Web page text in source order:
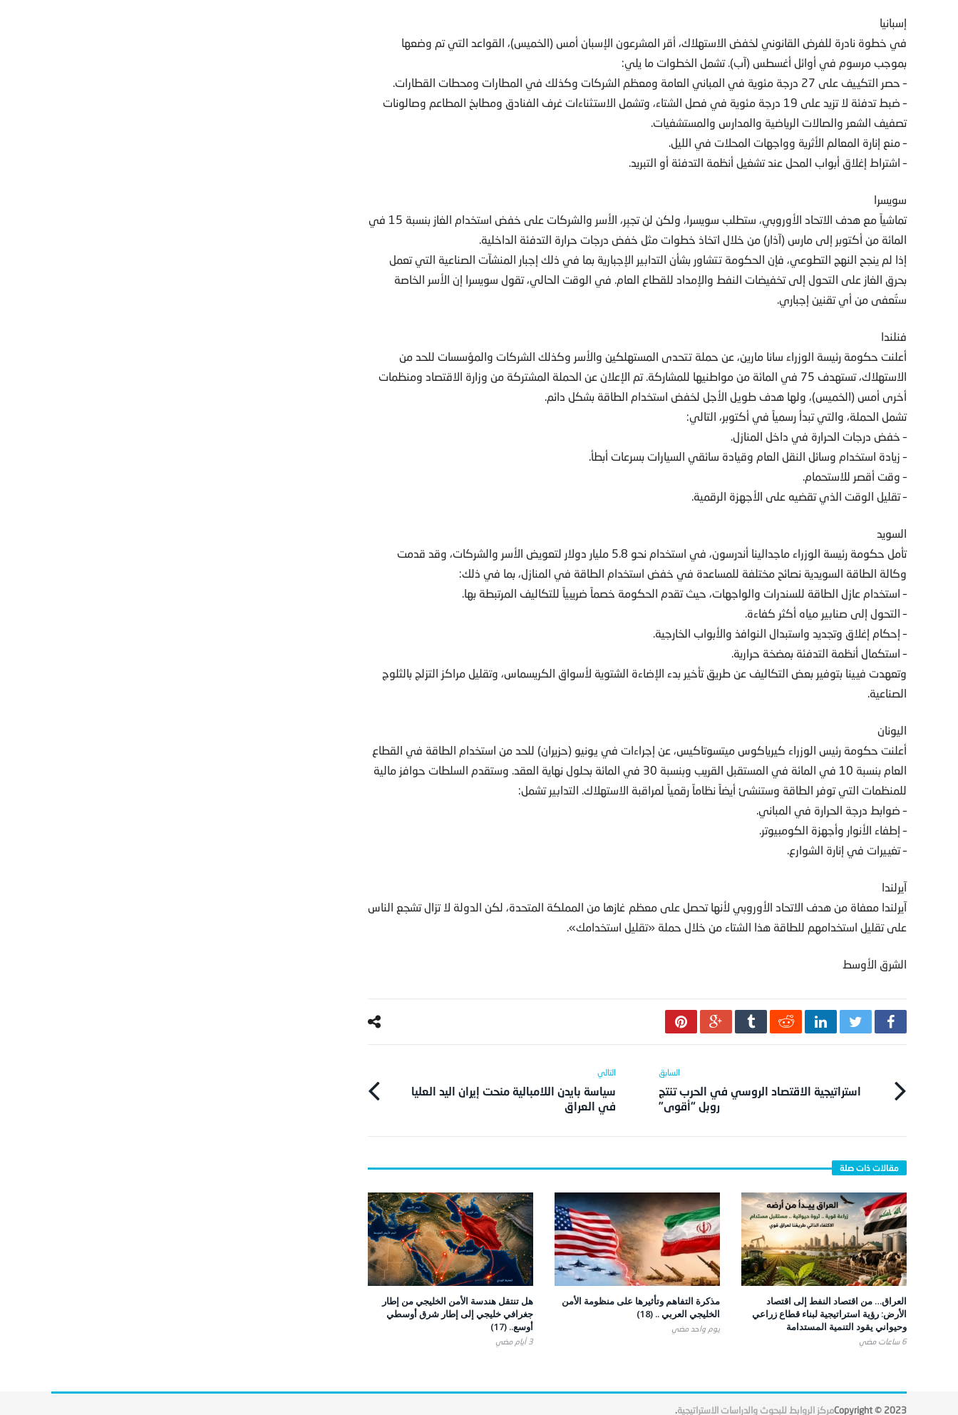
إسبانيا
في خطوة نادرة للفرض القانوني لخفض الاستهلاك، أقر المشرعون الإسبان أمس (الخميس)، القواعد التي تم وضعها
بموجب مرسوم في أوائل أغسطس (آب). تشمل الخطوات ما يلي:
– حصر التكييف على 27 درجة مئوية في المباني العامة ومعظم الشركات وكذلك في المطارات ومحطات القطارات.
– ضبط تدفئة لا تزيد على 19 درجة مئوية في فصل الشتاء، وتشمل الاستثناءات غرف الفنادق ومطابخ المطاعم وصالونات
تصفيف الشعر والصالات الرياضية والمدارس والمستشفيات.
– منع إنارة المعالم الأثرية وواجهات المحلات في الليل.
– اشتراط إغلاق أبواب المحل عند تشغيل أنظمة التدفئة أو التبريد.
سويسرا
تماشياً مع هدف الاتحاد الأوروبي، ستطلب سويسرا، ولكن لن تجبِر، الأسر والشركات على خفض استخدام الغاز بنسبة 15 في
المائة من أكتوبر إلى مارس (آذار) من خلال اتخاذ خطوات مثل خفض درجات حرارة التدفئة الداخلية.
إذا لم ينجح النهج التطوعي، فإن الحكومة تتشاور بشأن التدابير الإجبارية بما في ذلك إجبار المنشآت الصناعية التي تعمل
بحرق الغاز على التحول إلى تخفيضات النفط والإمداد للقطاع العام. في الوقت الحالي، تقول سويسرا إن الأسر الخاصة
ستُعفى من أي تقنين إجباري.
فنلندا
أعلنت حكومة رئيسة الوزراء سانا مارين، عن حملة تتحدى المستهلكين والأسر وكذلك الشركات والمؤسسات للحد من
الاستهلاك، تستهدف 75 في المائة من مواطنيها للمشاركة. تم الإعلان عن الحملة المشتركة من وزارة الاقتصاد ومنظمات
أخرى أمس (الخميس)، ولها هدف طويل الأجل لخفض استخدام الطاقة بشكل دائم.
تشمل الحملة، والتي تبدأ رسمياً في أكتوبر، التالي:
– خفض درجات الحرارة في داخل المنازل.
– زيادة استخدام وسائل النقل العام وقيادة سائقي السيارات بسرعات أبطأ.
– وقت أقصر للاستحمام.
– تقليل الوقت الذي تقضيه على الأجهزة الرقمية.
السويد
تأمل حكومة رئيسة الوزراء ماجدالينا أندرسون، في استخدام نحو 5.8 مليار دولار لتعويض الأسر والشركات، وقد قدمت
وكالة الطاقة السويدية نصائح مختلفة للمساعدة في خفض استخدام الطاقة في المنازل، بما في ذلك:
– استخدام عازل الطاقة للسندرات والواجهات، حيث تقدم الحكومة خصماً ضريبياً للتكاليف المرتبطة بها.
– التحول إلى صنابير مياه أكثر كفاءة.
– إحكام إغلاق وتجديد واستبدال النوافذ والأبواب الخارجية.
– استكمال أنظمة التدفئة بمضخة حرارية.
وتعهدت فيينا بتوفير بعض التكاليف عن طريق تأخير بدء الإضاءة الشتوية لأسواق الكريسماس، وتقليل مراكز التزلج بالثلوج
الصناعية.
اليونان
أعلنت حكومة رئيس الوزراء كيرياكوس ميتسوتاكيس، عن إجراءات في يونيو (حزيران) للحد من استخدام الطاقة في القطاع
العام بنسبة 10 في المائة في المستقبل القريب وبنسبة 30 في المائة بحلول نهاية العقد. وستقدم السلطات حوافز مالية
للمنظمات التي توفر الطاقة وستنشئ أيضاً نظاماً رقمياً لمراقبة الاستهلاك. التدابير تشمل:
– ضوابط درجة الحرارة في المباني.
– إطفاء الأنوار وأجهزة الكومبيوتر.
– تغييرات في إنارة الشوارع.
آيرلندا
آيرلندا معفاة من هدف الاتحاد الأوروبي لأنها تحصل على معظم غازها من المملكة المتحدة، لكن الدولة لا تزال تشجع الناس
على تقليل استخدامهم للطاقة هذا الشتاء من خلال حملة «تقليل استخدامك».
الشرق الأوسط
استراتيجية الاقتصاد الروسي في الحرب تنتج
روبل “أقوى”
سياسة بايدن اللامبالية منحت إيران اليد العليا
في العراق
العراق… من اقتصاد النفط إلى اقتصاد
الأرض: رؤية استراتيجية لبناء قطاع زراعي
وحيواني يقود التنمية المستدامة
6 ساعات ‎مضي
مذكرة التفاهم وتأثيرها على منظومة الأمن
الخليجي العربي .. (18)
يوم واحد ‎مضي
هل تنتقل هندسة الأمن الخليجي من إطار
جغرافي خليجي إلى إطار شرق أوسطي
أوسع.. (17)
3 أيام ‎مضي
Copyright © 2023مركز الروابط للبحوث والدراسات الاستراتيجية.